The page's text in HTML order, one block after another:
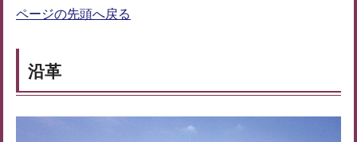
ページの先頭へ戻る
沿革